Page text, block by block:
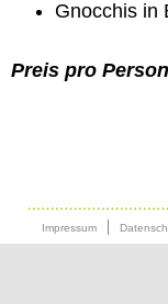
Gnocchis in
Preis pro
Impressum